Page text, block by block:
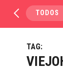
TODOS
TAG: